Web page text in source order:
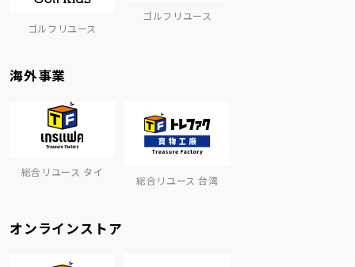
ゴルフリユース
ゴルフリユース
海外事業
総合リユース タイ
総合リユース 台湾
オンラインストア